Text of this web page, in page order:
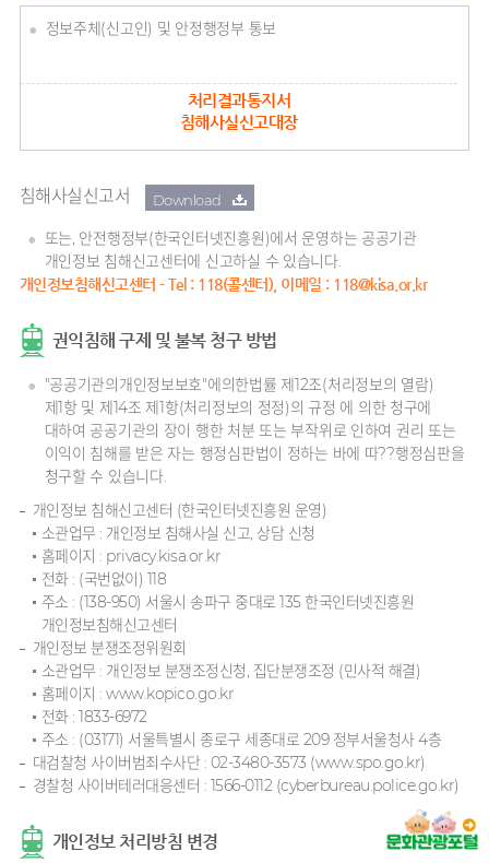
정보주체(신고인) 및 안정행정부 통보
처리결과통지서
침해사실신고대장
침해사실신고서 Download
또는, 안전행정부(한국인터넷진흥원)에서 운영하는 공공기관
개인정보 침해신고센터에 신고하실 수 있습니다.
개인정보침해신고센터 - Tel : 118(콜센터), 이메일 : 118@kisa.or.kr
권익침해 구제 및 불복 청구 방법
"공공기관의개인정보보호"에의한법률 제12조(처리정보의 열람)
제1항 및 제14조 제1항(처리정보의 정정)의 규정 에 의한 청구에
대하여 공공기관의 장이 행한 처분 또는 부작위로 인하여 권리 또는
이익이 침해를 받은 자는 행정심판법이 정하는 바에 따??행정심판을
청구할 수 있습니다.
개인정보 침해신고센터 (한국인터넷진흥원 운영)
소관업무 : 개인정보 침해사실 신고, 상담 신청
홈페이지 : privacy.kisa.or.kr
전화 : (국번없이) 118
주소 : (138-950) 서울시 송파구 중대로 135 한국인터넷진흥원
개인정보침해신고센터
개인정보 분쟁조정위원회
소관업무 : 개인정보 분쟁조정신청, 집단분쟁조정 (민사적 해결)
홈페이지 : www.kopico.go.kr
전화 : 1833-6972
주소 : (03171) 서울특별시 종로구 세종대로 209 정부서울청사 4층
대검찰청 사이버범죄수사단 : 02-3480-3573 (www.spo.go.kr)
경찰청 사이버테러대응센터 : 1566-0112 (cyberbureau.police.go.kr)
개인정보 처리방침 변경